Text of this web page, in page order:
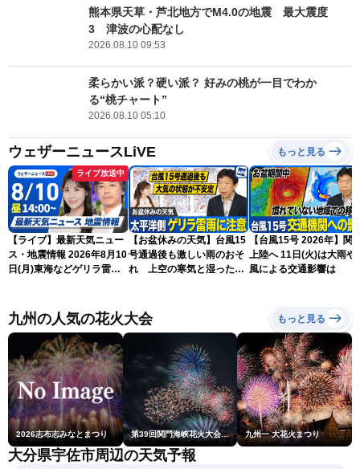
熊本県天草・芦北地方でM4.0の地震 最大震度
3 津波の心配なし
2026.08.10 09:53
柔らかい派？硬い派？ 好みの桃が一目でわか
る“桃チャート”
2026.08.10 05:10
ウェザーニュースLiVE もっと見る
ライブ放送中
【ライブ】最新天気ニュー
ス・地震情報 2026年8月10
日(月)東海などゲリラ雷雨
ースLiVEアフタヌーン・戸
北美月／宇野沢達也〉
【お盆休みの天気】台風15
号通過後も激しい雨のおそ
れ 上空の寒気と湿った空
【台風15号 2026年】関
上陸へ 11日(火)は大雨や
風による交通影響は
九州の人気の花火大会 もっと見る
2026志布志みなとまつり 第39回関門海峡花火大会(門司側) 九州一 大花火まつり
大分県宇佐市周辺の天気予報